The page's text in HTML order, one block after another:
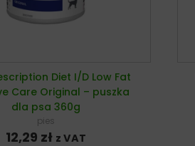
Diet I/D Low Fat
Care Original – puszka
dla psa 360g
pies
12,29 zł z VAT